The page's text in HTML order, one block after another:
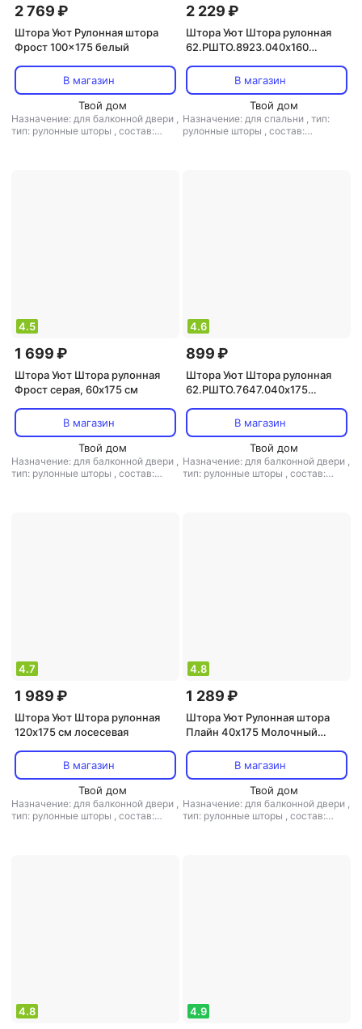
2 769 ₽
Штора Уют Рулонная штора
Фрост 100x175 белый
В магазин
Твой дом
Назначение: для балконной двери ,
тип: рулонные шторы , состав:
2 229 ₽
Штора Уют Штора рулонная
62.РШТО.8923.040х160
В магазин
Твой дом
Назначение: для спальни , тип:
рулонные шторы , состав:
4.5
1 699 ₽
Штора Уют Штора рулонная
Фрост серая, 60х175 см
В магазин
Твой дом
Назначение: для балконной двери ,
тип: рулонные шторы , состав:
4.6
899 ₽
Штора Уют Штора рулонная
62.РШТО.7647.040х175
В магазин
Твой дом
Назначение: для балконной двери ,
тип: рулонные шторы , состав:
4.7
1 989 ₽
Штора Уют Штора рулонная
120х175 см лосесевая
В магазин
Твой дом
Назначение: для балконной двери ,
тип: рулонные шторы , состав:
4.8
1 289 ₽
Штора Уют Рулонная штора
Плайн 40х175 Молочный
В магазин
Твой дом
Назначение: для балконной двери ,
тип: рулонные шторы , состав:
4.8 4.9